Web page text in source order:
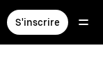
S'inscrire